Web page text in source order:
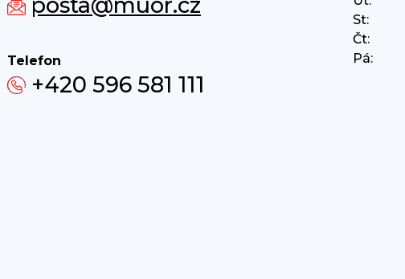
posta@muor.cz
Telefon
+420 596 581 111
St:
Čt:
Pá: